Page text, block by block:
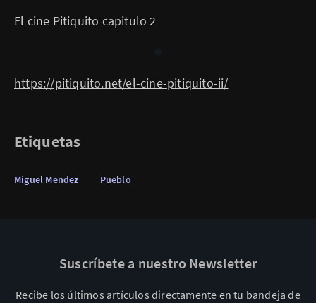
El cine Pitiquito capitulo 2
https://pitiquito.net/el-cine-pitiquito-ii/
Etiquetas
Miguel Mendez Pueblo
Suscríbete a nuestro Newsletter
Recibe los últimos artículos directamente en tu bandeja de